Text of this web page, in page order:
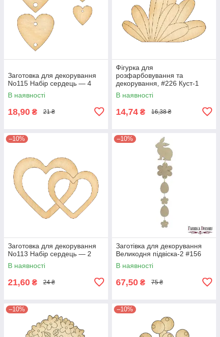
Заготовка для декорування
No115 Набір сердець — 4
В наявності
18,90 ₴ 21 ₴
Фігурка для
розфарбовування та
декорування, #226 Куст-1
В наявності
14,74 ₴ 16,38 ₴
–10%
Заготовка для декорування
No113 Набір сердець — 2
В наявності
21,60 ₴ 24 ₴
–10%
Заготівка для декорування
Великодня підвіска-2 #156
В наявності
67,50 ₴ 75 ₴
–10% –10%